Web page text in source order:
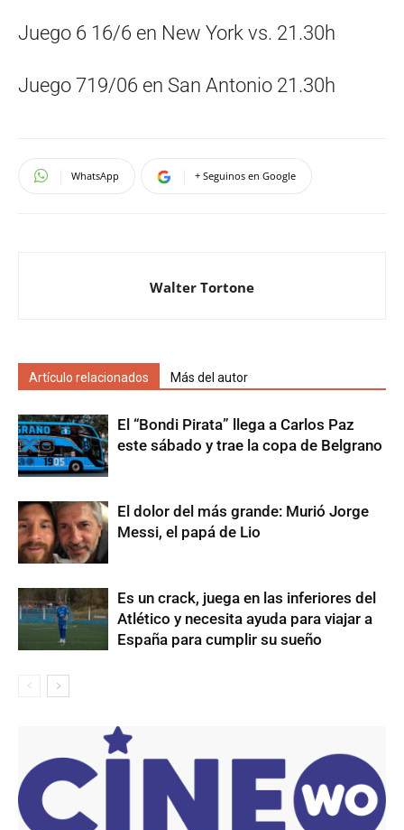
Juego 6 16/6 en New York vs. 21.30h
Juego 719/06 en San Antonio 21.30h
WhatsApp + Seguinos en Google
Walter Tortone
Artículo relacionados Más del autor
El “Bondi Pirata” llega a Carlos Paz
este sábado y trae la copa de Belgrano
El dolor del más grande: Murió Jorge
Messi, el papá de Lio
Es un crack, juega en las inferiores del
Atlético y necesita ayuda para viajar a
España para cumplir su sueño